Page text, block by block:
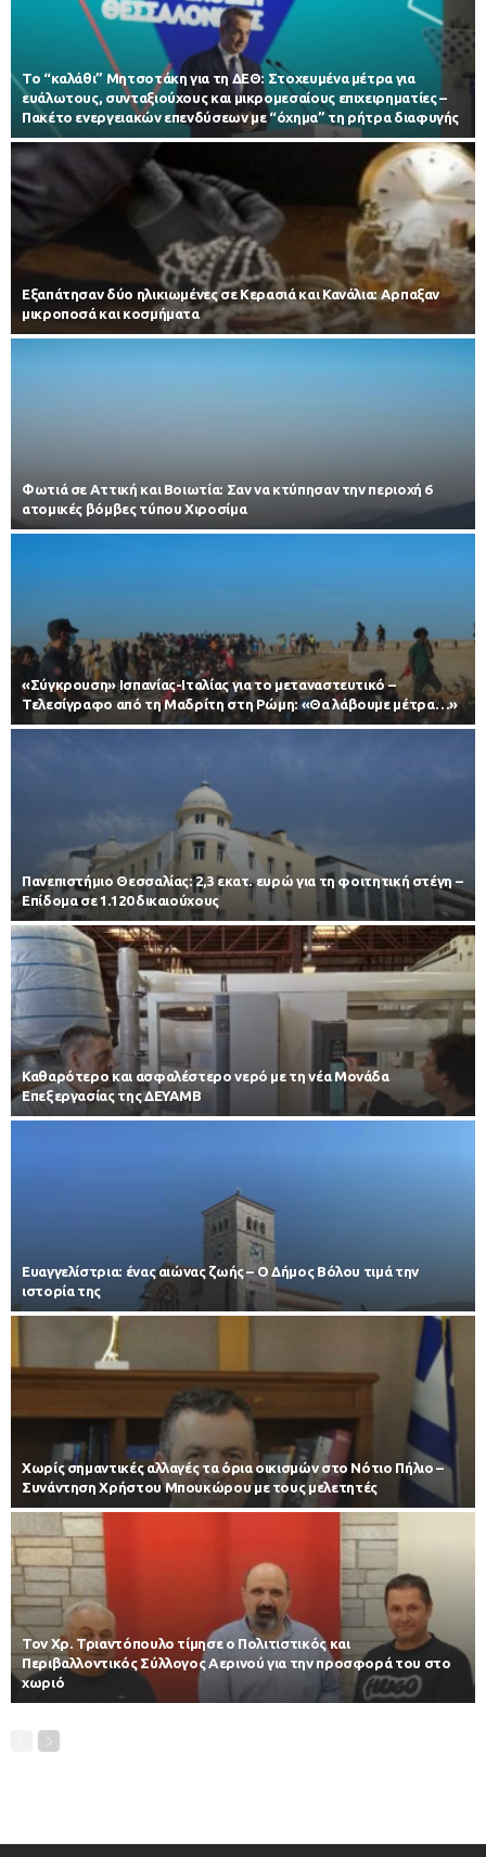
Το “καλάθι” Μητσοτάκη για τη ΔΕΘ: Στοχευμένα μέτρα για
ευάλωτους, συνταξιούχους και μικρομεσαίους επιχειρηματίες –
Πακέτο ενεργειακών επενδύσεων με “όχημα” τη ρήτρα διαφυγής
Εξαπάτησαν δύο ηλικιωμένες σε Κερασιά και Κανάλια: Αρπαξαν
μικροποσά και κοσμήματα
Φωτιά σε Αττική και Βοιωτία: Σαν να κτύπησαν την περιοχή 6
ατομικές βόμβες τύπου Χιροσίμα
«Σύγκρουση» Ισπανίας-Ιταλίας για το μεταναστευτικό –
Τελεσίγραφο από τη Μαδρίτη στη Ρώμη: «Θα λάβουμε μέτρα…»
Πανεπιστήμιο Θεσσαλίας: 2,3 εκατ. ευρώ για τη φοιτητική στέγη –
Επίδομα σε 1.120 δικαιούχους
Καθαρότερο και ασφαλέστερο νερό με τη νέα Μονάδα
Επεξεργασίας της ΔΕΥΑΜΒ
Ευαγγελίστρια: ένας αιώνας ζωής – Ο Δήμος Βόλου τιμά την
ιστορία της
Χωρίς σημαντικές αλλαγές τα όρια οικισμών στο Νότιο Πήλιο –
Συνάντηση Χρήστου Μπουκώρου με τους μελετητές
Τον Χρ. Τριαντόπουλο τίμησε ο Πολιτιστικός και
Περιβαλλοντικός Σύλλογος Αερινού για την προσφορά του στο
χωριό